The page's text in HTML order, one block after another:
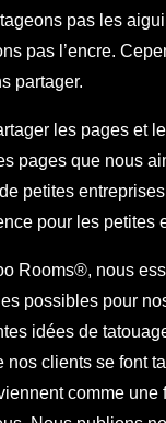
pas les
pas l’encre.
partager.
les pages et
pages que nous
petites
pour les petites
Rooms®, nous
possibles pour
idées de
nos clients se font
comme une